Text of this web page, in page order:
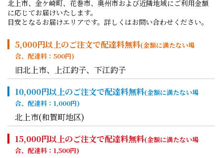
北上市、金ケ崎町、花巻市、奥州市および近隣地域にご利用金額
に応じてお届けいたします。
目安となるお届けエリアです。詳しくはお問い合わせください。
5,000円以上のご注文で配達料無料(金額に満たない場
合、配達料：500円)
旧北上市、上江釣子、下江釣子
10,000円以上のご注文で配達料無料(金額に満たない場
合、配達料：1,000円)
北上市(和賀町地区)
15,000円以上のご注文で配達料無料(金額に満たない場
合、配達料：1,500円)